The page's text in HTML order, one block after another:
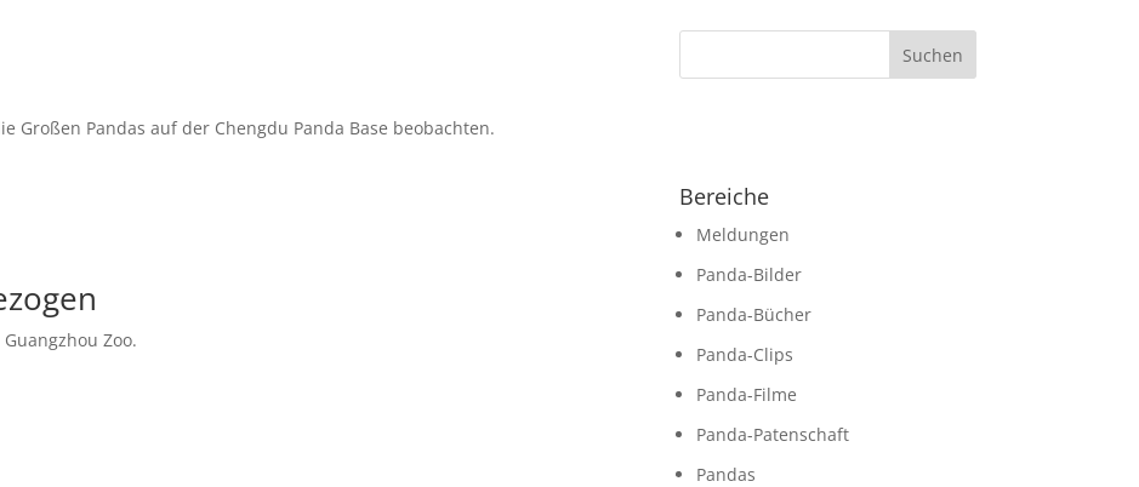
Großen Pandas auf der Chengdu Panda Base beobachten.
Zoo.
Bereiche
Meldungen
Panda-Bilder
Panda-Bücher
Panda-Clips
Panda-Filme
Panda-Patenschaft
Pandas